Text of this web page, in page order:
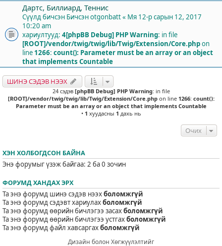
Дартс, Биллиард, Теннис
Сүүлд бичсэн Бичсэнotgonbatt« Мя 12-р сарын 12, 2017
10:20 am
хариултууд: 4[phpBB Debug] PHP Warning: in file
[ROOT]/vendor/twig/twig/lib/Twig/Extension/Core.phpon
line 1266: count(): Parameter must be an array or an object
that implements Countable
ШИНЭ СЭДЭВ НЭЭХ
24 сэдэв [phpBB Debug] PHP Warning: in file
[ROOT]/vendor/twig/twig/lib/Twig/Extension/Core.phpon line 1266: count():
Parameter must be an array or an object that implements Countable
• 1 хуудасны 1 дахь нь
Очих
ХЭН ХОЛБОГДСОН БАЙНА
Энэ форумыг үзэж байгаа: 2 ба 0 зочин
ФОРУМД ХАНДАХ ЭРХ
Та энэ форумд шинэ сэдэв нээхболомжгүй
Та энэ форумд сэдэвт хариулахболомжгүй
Та энэ форумд өөрийн бичлэгээ засахболомжгүй
Та энэ форумд өөрийн бичлэгээ устгахболомжгүй
Та энэ форумд файл хавсаргахболомжгүй
Дизайн болон Хөгжүүлэлтийг